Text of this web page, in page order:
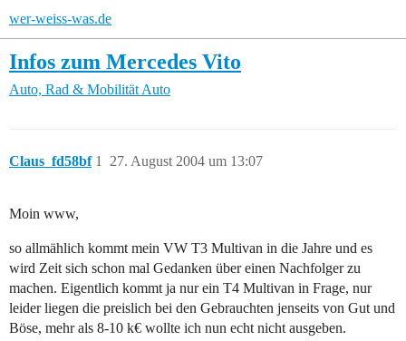
wer-weiss-was.de
Infos zum Mercedes Vito
Auto, Rad & Mobilität Auto
Claus_fd58bf 27. August 2004 um 13:07
1
Moin www,
so allmählich kommt mein VW T3 Multivan in die Jahre und es
wird Zeit sich schon mal Gedanken über einen Nachfolger zu
machen. Eigentlich kommt ja nur ein T4 Multivan in Frage, nur
leider liegen die preislich bei den Gebrauchten jenseits von Gut und
Böse, mehr als 8-10 k€ wollte ich nun echt nicht ausgeben.